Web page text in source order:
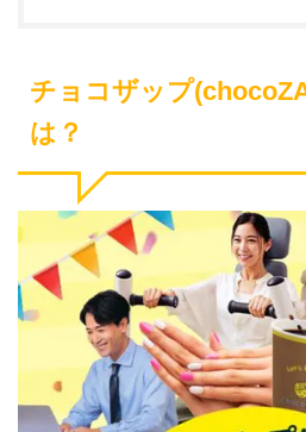
チョコザップ
は？